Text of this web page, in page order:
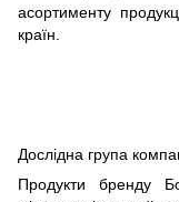
асортименту
країн.
Дослідна група
Продукти бренду